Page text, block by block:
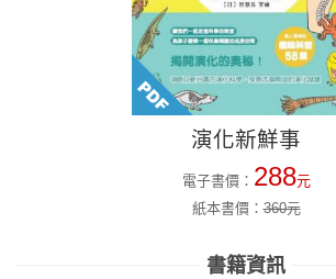
演化新鮮事
電子書價： 288元
紙本書價：360元
書籍資訊